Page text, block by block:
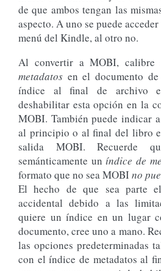
de que ambos tengan las
aspecto. A uno se puede
menú del Kindle, al otro no.
Al convertir a MOBI, calibre
metadatos en el documento
índice al final de archivo
deshabilitar esta opción en la
MOBI. También puede indicar
al principio o al final del libro
salida MOBI. Recuerde
semánticamente un índice de
formato que no sea MOBI no
El hecho de que sea parte
accidental debido a las
quiere un índice en un lugar
documento, cree uno a mano.
las opciones predeterminadas
con el índice de metadatos al